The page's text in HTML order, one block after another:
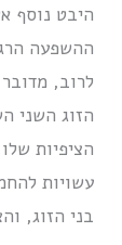
היבט נוסף
ההשפעה
לרוב,
הזוג השני
הציפיות
עשויות
בני הזוג,